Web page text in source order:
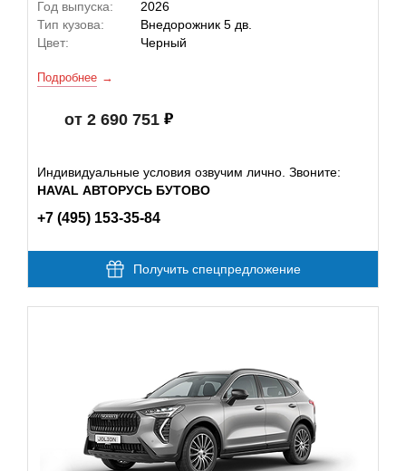
Год выпуска:
2026
Тип кузова:
Внедорожник 5 дв.
Цвет:
Черный
Подробнее
от 2 690 751
Индивидуальные условия озвучим лично. Звоните:
HAVAL АВТОРУСЬ БУТОВО
+7 (495) 153-35-84
Получить спецпредложение